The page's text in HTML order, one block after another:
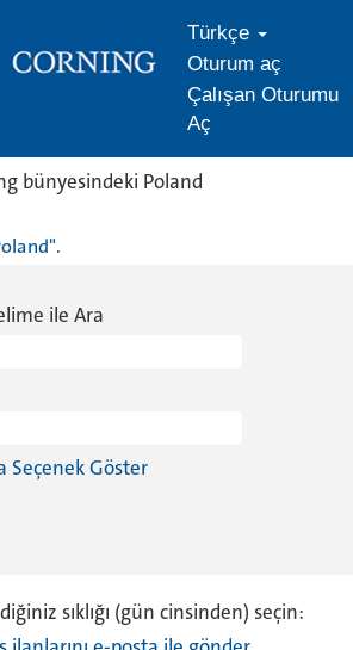
Türkçe
Oturum aç
Çalışan Oturumu
Aç
bünyesindeki Poland
ile Ara
Seçenek Göster
sıklığı (gün cinsinden) seçin: